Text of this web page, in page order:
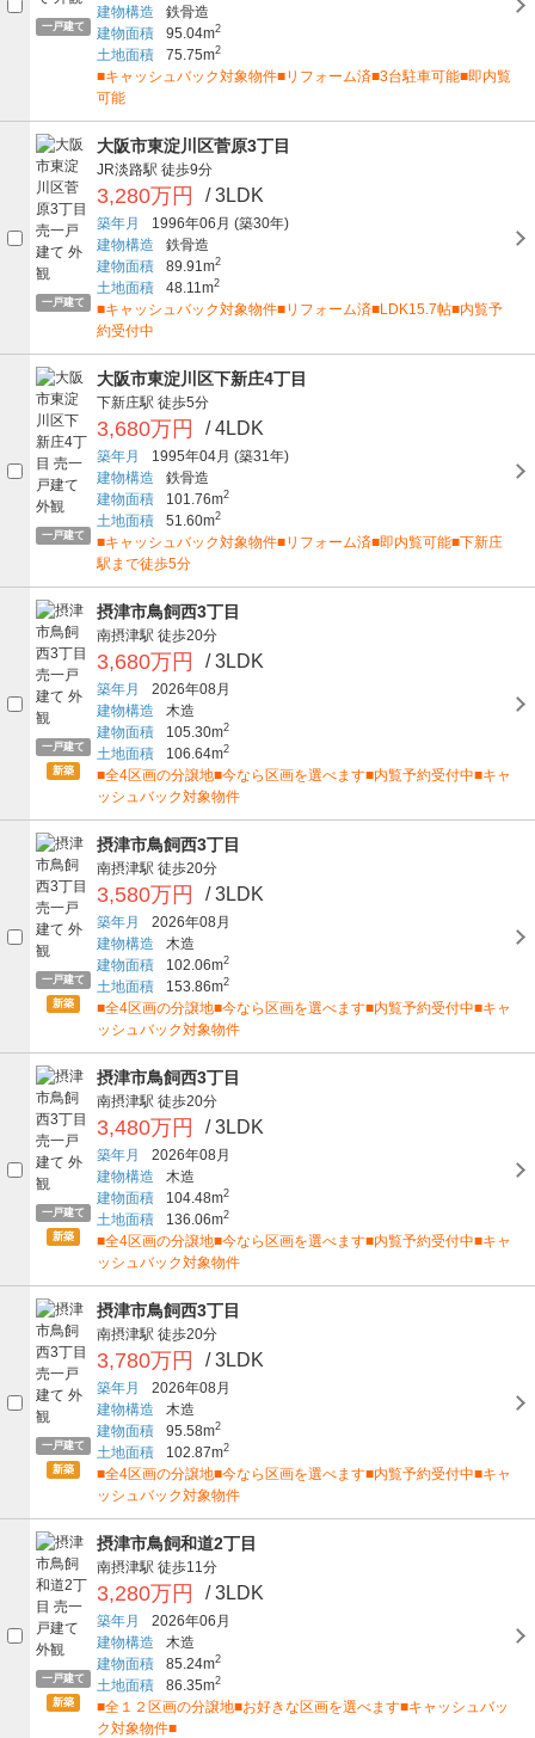
一戸建て
建物構造
鉄骨造
建物面積
95.04m2
土地面積 75.75m2
■キャッシュバック対象物件■リフォーム済■3台駐車可能■即内覧
可能
一戸建て
大阪市東淀川区菅原3丁目
JR淡路駅 徒歩9分
3,280万円 / 3LDK
築年月 1996年06月 (築30年)
建物構造
鉄骨造
建物面積
89.91m2
土地面積 48.11m2
■キャッシュバック対象物件■リフォーム済■LDK15.7帖■内覧予
約受付中
一戸建て
大阪市東淀川区下新庄4丁目
下新庄駅 徒歩5分
3,680万円 / 4LDK
築年月 1995年04月 (築31年)
建物構造
鉄骨造
建物面積
101.76m2
土地面積 51.60m2
■キャッシュバック対象物件■リフォーム済■即内覧可能■下新庄
駅まで徒歩5分
一戸建て
新築
摂津市鳥飼西3丁目
南摂津駅 徒歩20分
3,680万円 / 3LDK
築年月
2026年08月
建物構造
木造
建物面積
105.30m2
土地面積 106.64m2
■全4区画の分譲地■今なら区画を選べます■内覧予約受付中■キャ
ッシュバック対象物件
一戸建て
新築
摂津市鳥飼西3丁目
南摂津駅 徒歩20分
3,580万円 / 3LDK
築年月
2026年08月
建物構造
木造
建物面積
102.06m2
土地面積 153.86m2
■全4区画の分譲地■今なら区画を選べます■内覧予約受付中■キャ
ッシュバック対象物件
一戸建て
新築
摂津市鳥飼西3丁目
南摂津駅 徒歩20分
3,480万円 / 3LDK
築年月
2026年08月
建物構造
木造
建物面積
104.48m2
土地面積 136.06m2
■全4区画の分譲地■今なら区画を選べます■内覧予約受付中■キャ
ッシュバック対象物件
一戸建て
新築
摂津市鳥飼西3丁目
南摂津駅 徒歩20分
3,780万円 / 3LDK
築年月
2026年08月
建物構造
木造
建物面積
95.58m2
土地面積 102.87m2
■全4区画の分譲地■今なら区画を選べます■内覧予約受付中■キャ
ッシュバック対象物件
一戸建て
新築
摂津市鳥飼和道2丁目
南摂津駅 徒歩11分
3,280万円 / 3LDK
築年月
2026年06月
建物構造
木造
建物面積
85.24m2
土地面積 86.35m2
■全１２区画の分譲地■お好きな区画を選べます■キャッシュバッ
ク対象物件■